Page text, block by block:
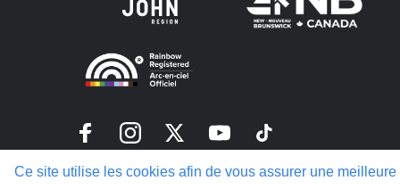
Ce site utilise les cookies afin de vous assurer une
Politique de confidentialité